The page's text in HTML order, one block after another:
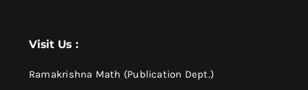
Visit Us :
Ramakrishna Math (Publication Dept.)